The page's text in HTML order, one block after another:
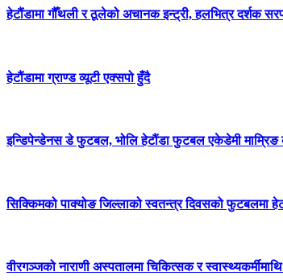
हेटौंडामा गौँथली र ठूलेको अचानक इन्ट्री, हलभित्र दर्शक
हेटौंडामा ग्राण्ड व्यूटी एक्सपो हुँदै
इन्डिपेन्डेनस डे फुटबल, भोलि हेटौंडा फुटबल एकेडेमी माम्रिङ
सिक्किमको पाक्योङ जिल्लाको स्वतन्त्र दिवसको फुटबलमा
वीरगञ्जको नाराणी अस्पतालमा चिकित्सक र